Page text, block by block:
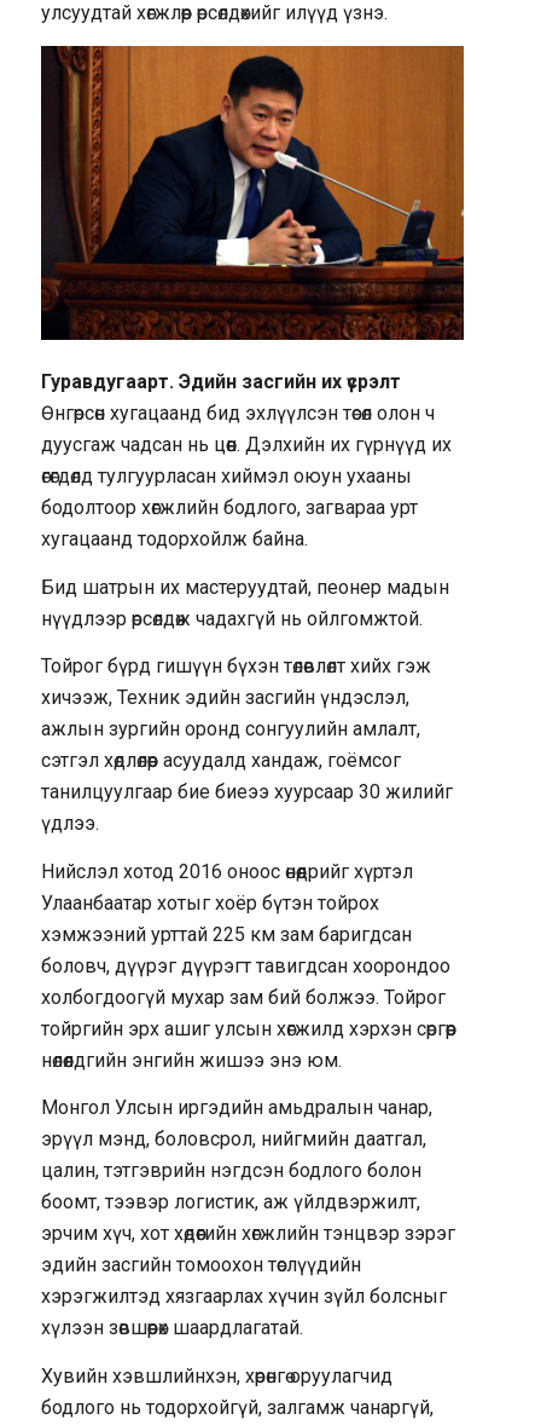
улсуудтай хөгжлөөр өрсөлдөхийг илүүд үзнэ.
Гуравдугаарт. Эдийн засгийн их үсрэлт
Өнгөрсөн хугацаанд бид эхлүүлсэн төсөл олон ч
дуусгаж чадсан нь цөөн. Дэлхийн их гүрнүүд их
өгөгдөлд тулгуурласан хиймэл оюун ухааны
бодолтоор хөгжлийн бодлого, загвараа урт
хугацаанд тодорхойлж байна.
Бид шатрын их мастеруудтай, пеонер мадын
нүүдлээр өрсөлдөж чадахгүй нь ойлгомжтой.
Тойрог бүрд гишүүн бүхэн төлөвлөлт хийх гэж
хичээж, Техник эдийн засгийн үндэслэл,
ажлын зургийн оронд сонгуулийн амлалт,
сэтгэл хөдлөлөөр асуудалд хандаж, гоёмсог
танилцуулгаар бие биеээ хуурсаар 30 жилийг
үдлээ.
Нийслэл хотод 2016 оноос өнөөдрийг хүртэл
Улаанбаатар хотыг хоёр бүтэн тойрох
хэмжээний урттай 225 км зам баригдсан
боловч, дүүрэг дүүрэгт тавигдсан хоорондоо
холбогдоогүй мухар зам бий болжээ. Тойрог
тойргийн эрх ашиг улсын хөгжилд хэрхэн сөргөөр
нөлөөлдгийн энгийн жишээ энэ юм.
Монгол Улсын иргэдийн амьдралын чанар,
эрүүл мэнд, боловсрол, нийгмийн даатгал,
цалин, тэтгэврийн нэгдсэн бодлого болон
боомт, тээвэр логистик, аж үйлдвэржилт,
эрчим хүч, хот хөдөөгийн хөгжлийн тэнцвэр зэрэг
эдийн засгийн томоохон төслүүдийн
хэрэгжилтэд хязгаарлах хүчин зүйл болсныг
хүлээн зөвшөөрөх шаардлагатай.
Хувийн хэвшлийнхэн, хөрөнгө оруулагчид
бодлого нь тодорхойгүй, залгамж чанаргүй,